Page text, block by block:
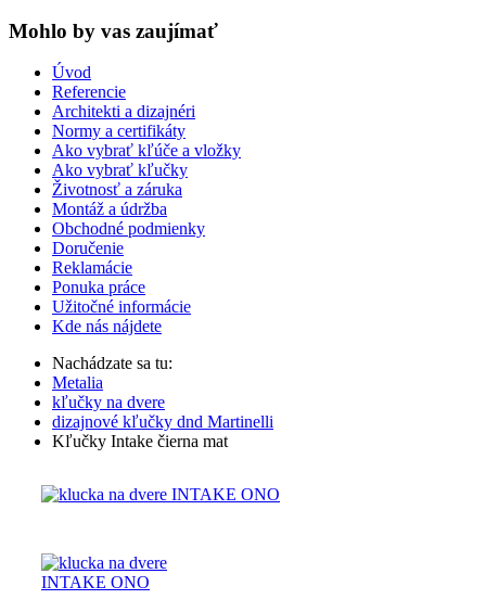
Mohlo by vas zaujímať
Úvod
Referencie
Architekti a dizajnéri
Normy a certifikáty
Ako vybrať kľúče a vložky
Ako vybrať kľučky
Životnosť a záruka
Montáž a údržba
Obchodné podmienky
Doručenie
Reklamácie
Ponuka práce
Užitočné informácie
Kde nás nájdete
Nachádzate sa tu:
Metalia
kľučky na dvere
dizajnové kľučky dnd Martinelli
Kľučky Intake čierna mat